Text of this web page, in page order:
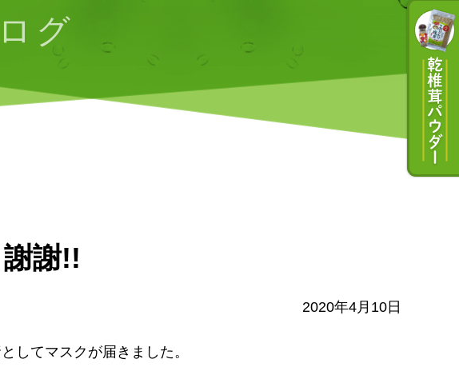
グ
謝!!
2020年4月10日
してマスクが届きました。